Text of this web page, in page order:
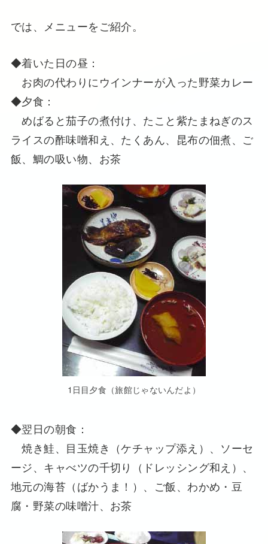
では、メニューをご紹介。
◆着いた日の昼：
お肉の代わりにウインナーが入った野菜カレー
◆夕食：
めばると茄子の煮付け、たこと紫たまねぎのス
ライスの酢味噌和え、たくあん、昆布の佃煮、ご
飯、鯛の吸い物、お茶
1日目夕食（旅館じゃないんだよ）
◆翌日の朝食：
焼き鮭、目玉焼き（ケチャップ添え）、ソーセ
ージ、キャべツの千切り（ドレッシング和え）、
地元の海苔（ばかうま！）、ご飯、わかめ・豆
腐・野菜の味噌汁、お茶